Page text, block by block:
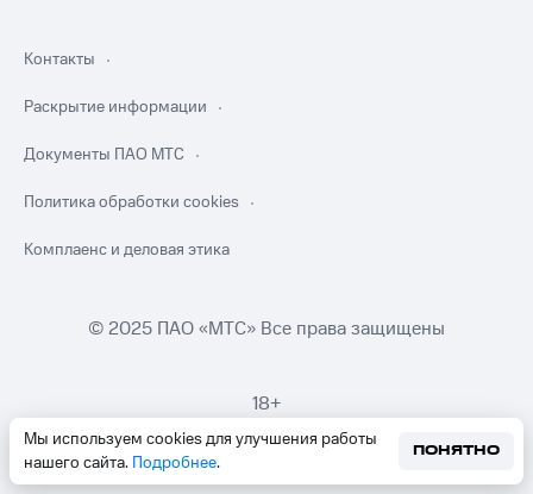
Мы используем cookies для улучшения работы
нашего сайта. Подробнее.
ПОНЯТНО
Контакты
Раскрытие информации
Документы ПАО МТС
Политика обработки cookies
Комплаенс и деловая этика
© 2025 ПАО «МТС» Все права защищены
18+